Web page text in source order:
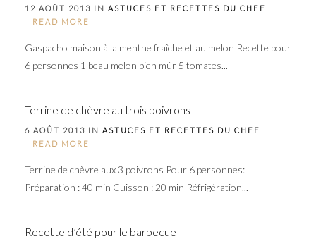
12 AOÛT 2013 IN ASTUCES ET RECETTES DU CHEF
READ MORE
Gaspacho maison à la menthe fraîche et au melon Recette pour
6 personnes 1 beau melon bien mûr 5 tomates...
Terrine de chèvre au trois poivrons
6 AOÛT 2013 IN ASTUCES ET RECETTES DU CHEF
READ MORE
Terrine de chèvre aux 3 poivrons Pour 6 personnes:
Préparation : 40 min Cuisson : 20 min Réfrigération...
Recette d’été pour le barbecue